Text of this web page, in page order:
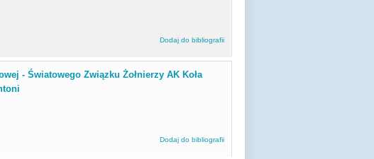
Dodaj do bibliografii
- Światowego Związku Żołnierzy AK Koła
Dodaj do bibliografii